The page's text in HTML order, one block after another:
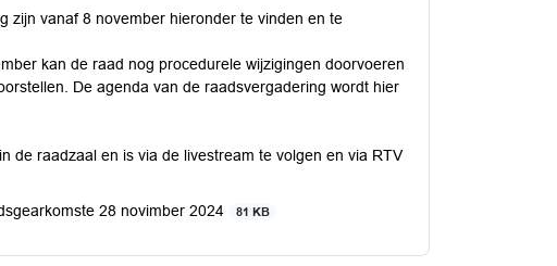
zijn vanaf 8 november hieronder te vinden en te
kan de raad nog procedurele wijzigingen doorvoeren
De agenda van de raadsvergadering wordt hier
de raadzaal en is via de livestream te volgen en via RTV
28 novimber 2024 81 KB